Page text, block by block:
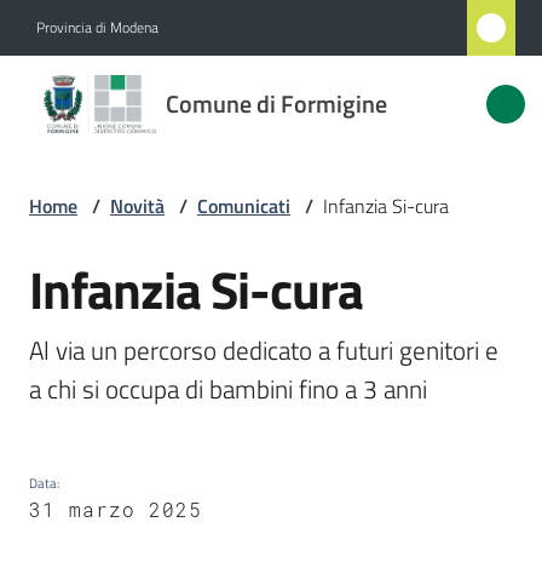
Provincia di Modena
Comune di Formigine
Comune
di
Menu selezionato
Servizi
Formigine
Home / Novità / Comunicati / Infanzia Si-cura
Salta al contenuto
Infanzia Si-cura
Al via un percorso dedicato a futuri genitori e
Data:
31 marzo 2025